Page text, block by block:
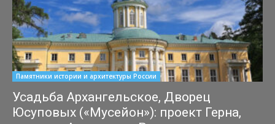
Памятники истории и архитектуры России
Усадьба Архангельское, Дворец
Юсуповых («Мусейон»): проект Герна,